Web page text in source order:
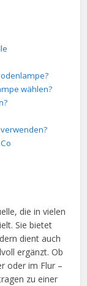
wählen?
die in vielen
Sie bietet
dient auch
ergänzt. Ob
oder im Flur –
zu einer